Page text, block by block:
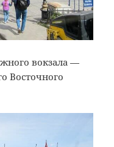
вокзала —
Восточного